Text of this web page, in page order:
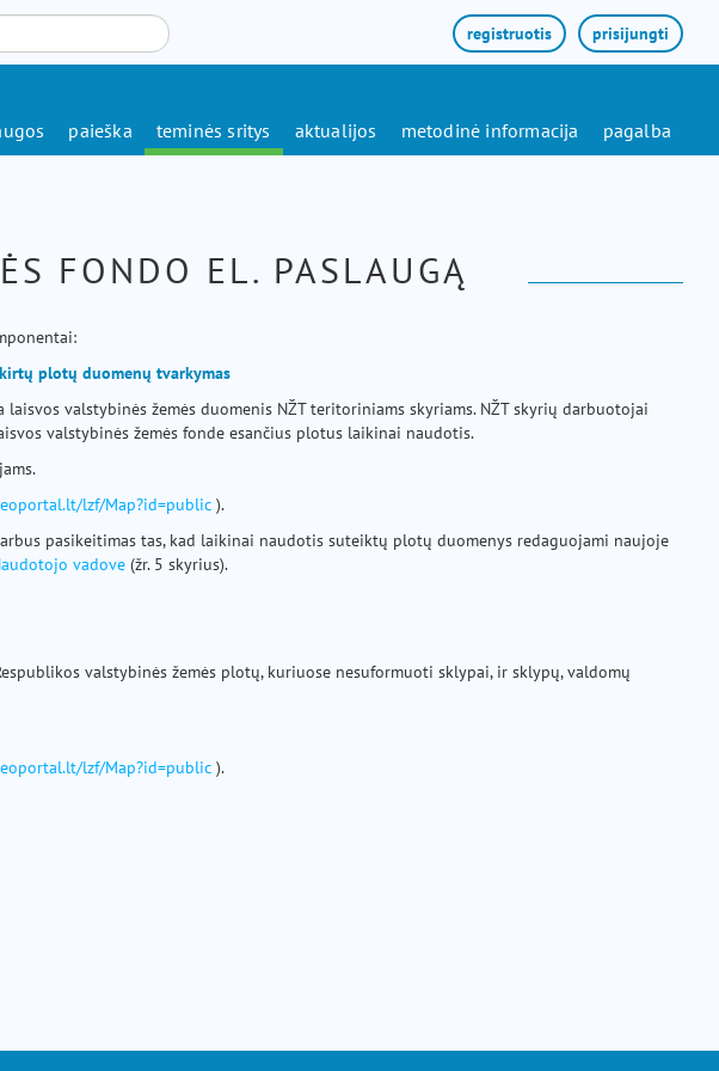
prisijungti
registruotis
paieška teminės sritys aktualijos metodinė informacija pagalba
FONDO EL. PASLAUGĄ
plotų duomenų tvarkymas
valstybinės žemės duomenis NŽT teritoriniams skyriams. NŽT skyrių darbuotojai
valstybinės žemės fonde esančius plotus laikinai naudotis.
lzf/Map?id=public ).
pasikeitimas tas, kad laikinai naudotis suteiktų plotų duomenys redaguojami naujoje
vadove (žr. 5 skyrius).
valstybinės žemės plotų, kuriuose nesuformuoti sklypai, ir sklypų, valdomų
lzf/Map?id=public ).